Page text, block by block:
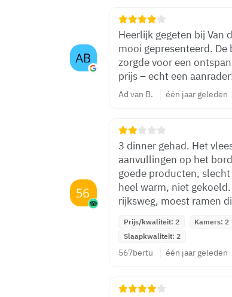
Heerlijk gegeten bij Van
mooi gepresenteerd.
zorgde voor een
prijs – echt een
Ad van B. één jaar geleden
3 dinner gehad. Het
aanvullingen op het
goede producten,
heel warm, niet
rijksweg, moest ramen
Prijs/kwaliteit: 2 Kamers: 2
Slaapkwaliteit: 2
567bertu één jaar geleden